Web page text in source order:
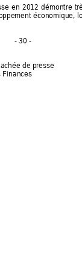
en 2012 démontre
économique,
- 30 -
de presse
Finances